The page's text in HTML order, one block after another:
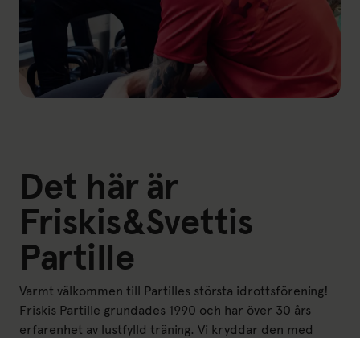
Det här är
Friskis&Svettis
Partille
Varmt välkommen till Partilles största idrottsförening!
Friskis Partille grundades 1990 och har över 30 års
erfarenhet av lustfylld träning. Vi kryddar den med